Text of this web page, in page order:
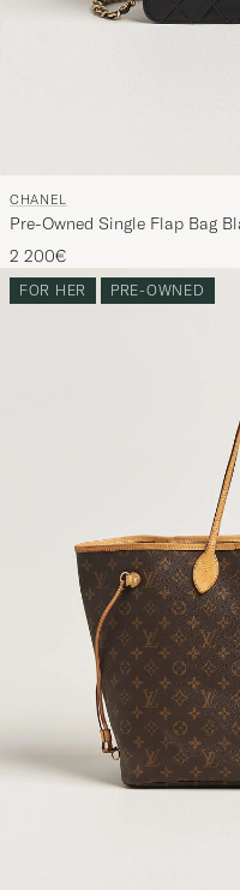
CHANEL
Pre-Owned Single Flap Bag
2 200€
FOR HER PRE-OWNED